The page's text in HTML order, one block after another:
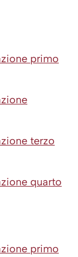
primo
terzo
quarto
primo